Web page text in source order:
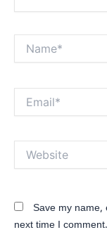
Save my name,
next time I comment.